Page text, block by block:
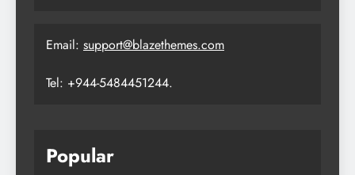
Email: support@blazethemes.com
Tel: +944-5484451244.
Popular